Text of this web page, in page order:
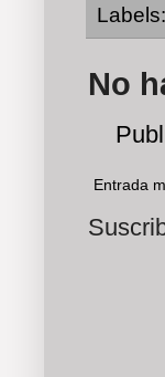
Labels:
No
Entrada